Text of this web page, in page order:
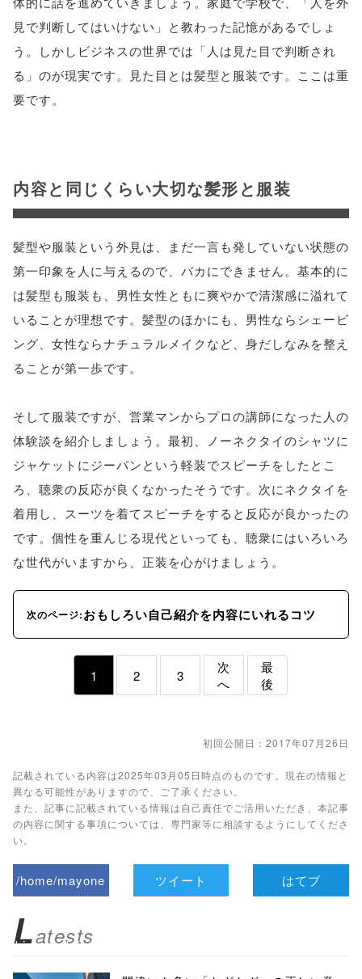
見で判断してはいけない」と教わった記憶があるでしょ
う。しかしビジネスの世界では「人は見た目で判断され
る」のが現実です。見た目とは髪型と服装です。ここは重
要です。
内容と同じくらい大切な髪形と服装
髪型や服装という外見は、まだ一言も発していない状態の
第一印象を人に与えるので、バカにできません。基本的に
は髪型も服装も、男性女性ともに爽やかで清潔感に溢れて
いることが理想です。髪型のほかにも、男性ならシェービ
ング、女性ならナチュラルメイクなど、身だしなみを整え
ることが第一歩です。
そして服装ですが、営業マンからプロの講師になった人の
体験談を紹介しましょう。最初、ノーネクタイのシャツに
ジャケットにジーパンという軽装でスピーチをしたとこ
ろ、聴衆の反応が良くなかったそうです。次にネクタイを
着用し、スーツを着てスピーチをすると反応が良かったの
です。個性を重んじる現代といっても、聴衆にはいろいろ
な世代がいますから、正装を心がけましょう。
次のページ:おもしろい自己紹介を内容にいれるコツ
1 2 3
次
へ
最
後
初回公開日：2017年07月26日
記載されている内容は2025年03月05日時点のものです。現在の情報と
異なる可能性がありますので、ご了承ください。
また、記事に記載されている情報は自己責任でご活用いただき、本記事
の内容に関する事項については、専門家等に相談するようにしてくださ
い。
/home/mayone
biz.jp/public_ht
ツイート はてブ
Latests